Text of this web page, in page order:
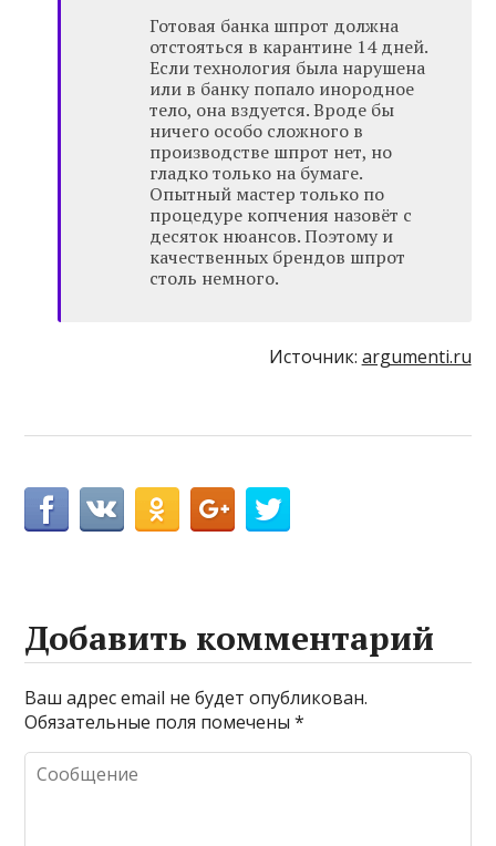
Готовая банка шпрот должна
отстояться в карантине 14 дней.
Если технология была нарушена
или в банку попало инородное
тело, она вздуется. Вроде бы
ничего особо сложного в
производстве шпрот нет, но
гладко только на бумаге.
Опытный мастер только по
процедуре копчения назовёт с
десяток нюансов. Поэтому и
качественных брендов шпрот
столь немного.
Источник: argumenti.ru
Добавить комментарий
Ваш адрес email не будет опубликован.
Обязательные поля помечены*